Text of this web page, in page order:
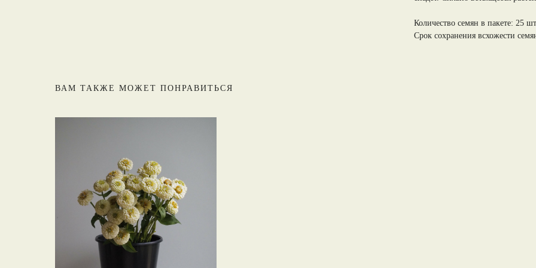
Количество семян в пакете: 25 шт.
Срок сохранения всхожести
ВАМ ТАКЖЕ МОЖЕТ ПОНРАВИТЬСЯ